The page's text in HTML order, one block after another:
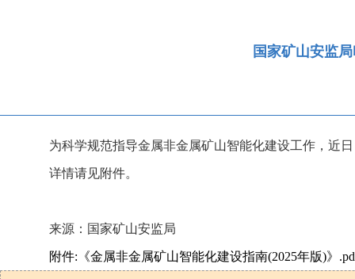
国家矿山安监
为科学规范指导金属非金属矿山智能化建设工作，近
详情请见附件。
来源：国家矿山安监局
附件:《金属非金属矿山智能化建设指南(2025年版)》